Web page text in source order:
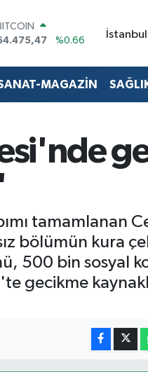
%0.05
%0.18
BİST100
BITCOIN
64.475,47
İstanbul
MAGAZİN
tamamlanan
bölümün kura
500 bin sosyal
gecikme